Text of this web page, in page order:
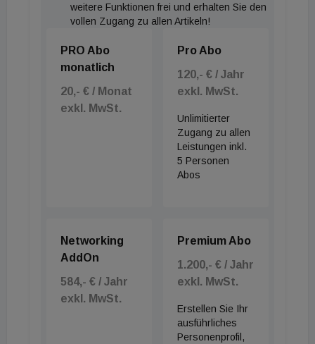
weitere Funktionen frei und erhalten Sie den
vollen Zugang zu allen Artikeln!
PRO Abo
monatlich
20,- € / Monat
exkl. MwSt.
Pro Abo
120,- € / Jahr
exkl. MwSt.
Unlimitierter
Zugang zu allen
Leistungen inkl.
5 Personen
Abos
Networking
AddOn
584,- € / Jahr
exkl. MwSt.
Premium Abo
1.200,- € / Jahr
exkl. MwSt.
Erstellen Sie Ihr
ausführliches
Personenprofil,